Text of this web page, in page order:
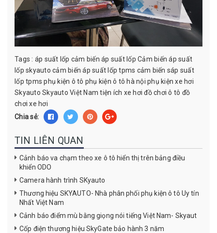
Tags : áp suất lốp cảm biến áp suất lốp Cảm biến áp suất
lốp skyauto cảm biến áp suất lốp tpms cảm biến sáp suất
lốp tpms phụ kiện ô tô phụ kiện ô tô hà nội phụ kiện xe hơi
Skyauto Skyauto Việt Nam tiện ích xe hơi đồ chơi ô tô đồ
chơi xe hơi
Chia sẻ:
TIN LIÊN QUAN
Cảnh báo va chạm theo xe ô tô hiển thị trên bảng điều
khiển ODO
Camera hành trình SKyauto
Thương hiệu SKYAUTO- Nhà phân phối phụ kiện ô tô Uy tín
Nhất Việt Nam
Cảnh báo điểm mù bằng giọng nói tiếng Việt Nam- Skyaut
Cốp điện thương hiệu SkyGate bảo hành 3 năm